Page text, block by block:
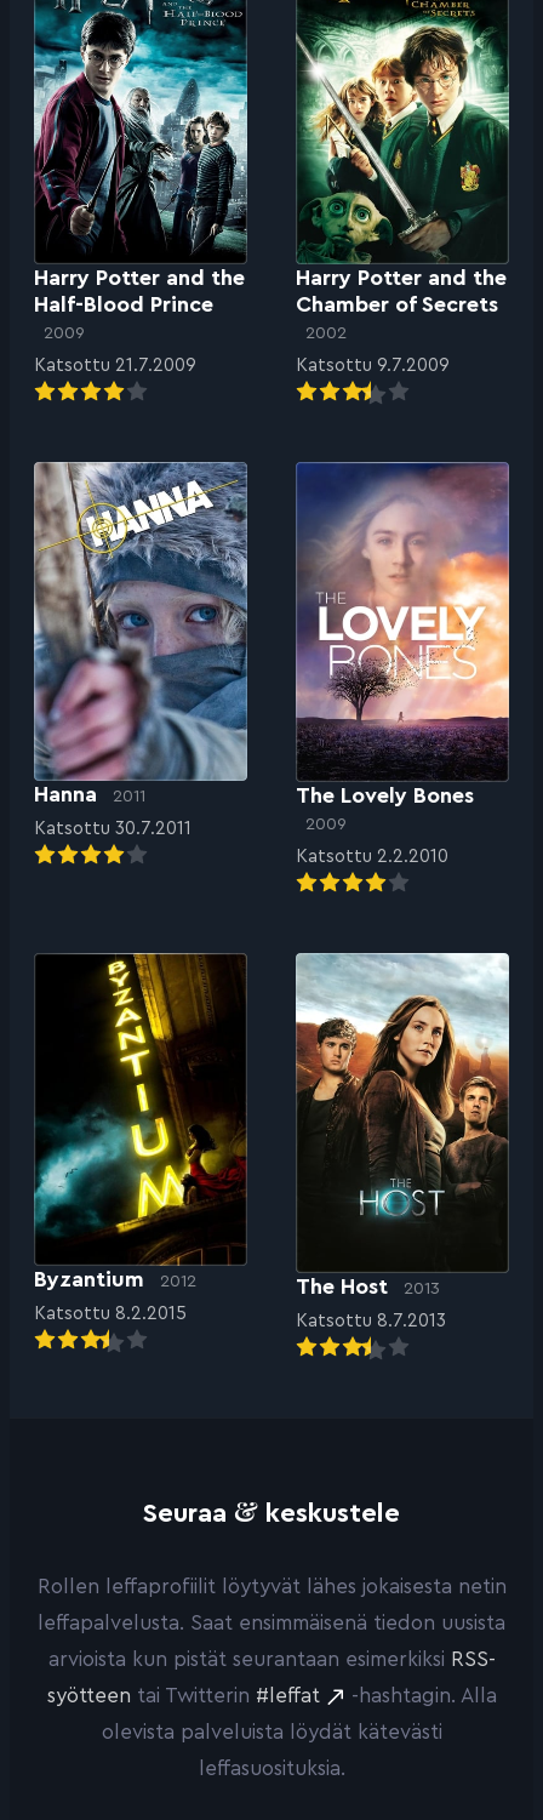
Harry Potter and the
Half-Blood Prince
2009
Katsottu 21.7.2009
Harry Potter and the
Chamber of Secrets
2002
Katsottu 9.7.2009
Hanna 2011
Katsottu 30.7.2011
The Lovely Bones
2009
Katsottu 2.2.2010
Byzantium 2012
Katsottu 8.2.2015
The Host 2013
Katsottu 8.7.2013
Seuraa & keskustele
Rollen leffaprofiilit löytyvät lähes jokaisesta netin
leffapalvelusta. Saat ensimmäisenä tiedon uusista
arvioista kun pistät seurantaan esimerkiksi RSS-
syötteen tai Twitterin #leffat
-hashtagin. Alla
olevista palveluista löydät kätevästi
leffasuosituksia.